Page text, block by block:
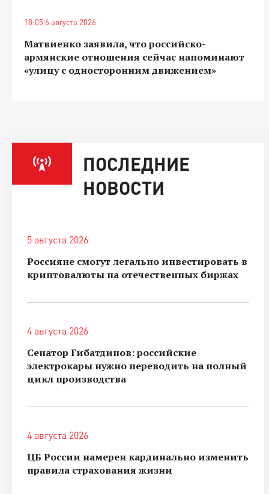
18:05 6 августа 2026
Матвиенко заявила, что российско-
армянские отношения сейчас напоминают
«улицу с односторонним движением»
ПОСЛЕДНИЕ
НОВОСТИ
5 августа 2026
Россияне смогут легально инвестировать в
криптовалюты на отечественных биржах
4 августа 2026
Сенатор Гибатдинов: российские
электрокары нужно переводить на полный
цикл производства
4 августа 2026
ЦБ России намерен кардинально изменить
правила страхования жизни